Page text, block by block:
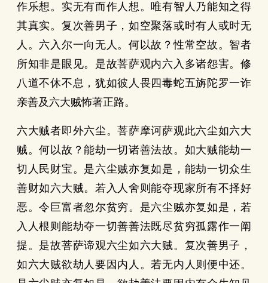
作乐想。实无有而作人想。唯有智人乃能知之得
其真实。复次善男子，如空聚落或时有人或时无
人。六入尔一向无人。何以故？性常空故。智者
所知非是眼见。是故菩萨观内六入多诸怨害。修
八道不休不息，犹如彼人畏四毒蛇五旃陀罗一诈
亲善及六大贼怖著正路。
六大贼者即外六尘。菩萨摩诃萨观此六尘如六大
贼。何以故？能劫一切诸善法故。如大贼能劫一
切人民财宝。是六尘贼亦复如是，能劫一切众生
善财如六大贼。若入人舍则能夺现家所有不择好
恶。令巨富者忽尔贫穷。是六尘贼亦复如是，若
入人根则能劫夺一切善善法既尽贫穷孤露作一阐
提。是故菩萨谛观六尘如六大贼。复次善男子，
如六大贼欲劫人要因内人。若无内人则便中还。